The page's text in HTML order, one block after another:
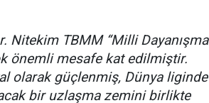
Nitekim TBMM “Milli Dayanışma
önemli mesafe kat edilmiştir.
olarak güçlenmiş, Dünya liginde
bir uzlaşma zemini birlikte